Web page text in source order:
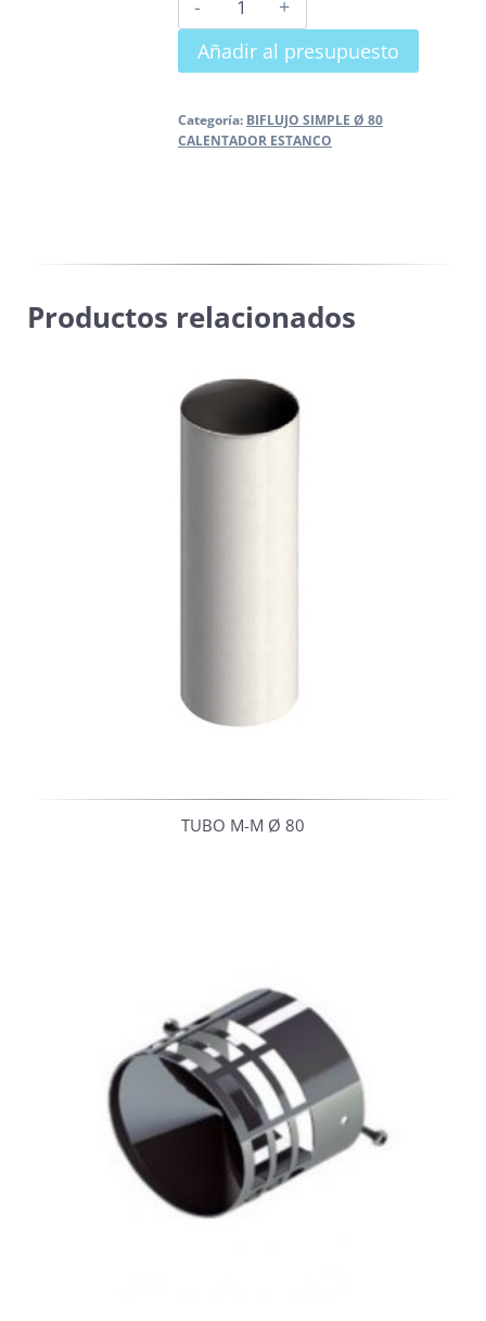
ASPIRACION
HORIZONTAL
Añadir al presupuesto
Categoría: BIFLUJO SIMPLE Ø 80
CALENTADOR ESTANCO
Productos relacionados
TUBO M-M Ø 80